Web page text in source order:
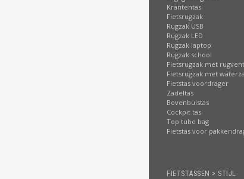
Krantentas
Fietsrugzak
Rugzak USB
Rugzak LED
Rugzak laptop
Rugzak school
Fietsrugzak met
Fietsrugzak met
Fietstas voordrager
Zadeltas
Bovenbuistas
Cockpit tas
Top tube bag
Fietstas voor
FIETSTASSEN > STIJL